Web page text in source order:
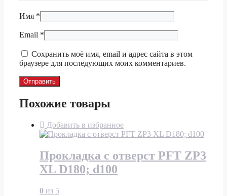
Имя *
Email *
Сохранить моё имя, email и адрес сайта в этом
браузере для последующих моих комментариев.
Похожие товары
Добавить в избранное
Прокладка с отверст PFT ZP3
XL D180; d100
0 из 5